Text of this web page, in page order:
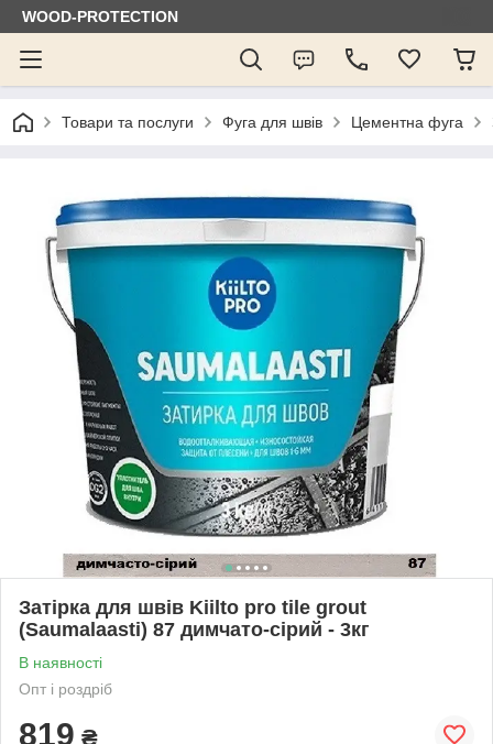
WOOD-PROTECTION
Товари та послуги Фуга для швів Цементна фуга
Затірка для швів Kiilto pro tile grout
(Saumalaasti) 87 димчато-сірий - 3кг
В наявності
Опт і роздріб
819 ₴